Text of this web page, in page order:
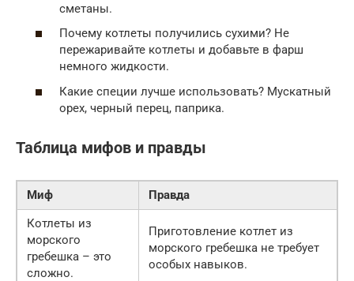
сметаны.
Почему котлеты получились сухими? Не
пережаривайте котлеты и добавьте в фарш
немного жидкости.
Какие специи лучше использовать? Мускатный
орех, черный перец, паприка.
Таблица мифов и правды
Миф
Правда
Котлеты из
морского
гребешка – это
сложно.
Приготовление котлет из
морского гребешка не требует
особых навыков.